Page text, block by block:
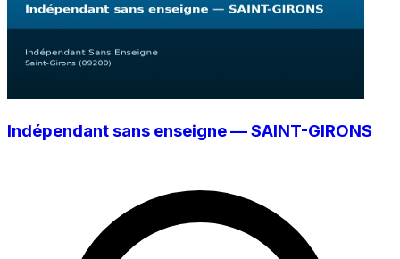
Indépendant sans enseigne — SAINT-GIRONS